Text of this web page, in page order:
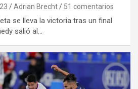
Adrian Brecht 51 comentarios
se lleva la victoria tras un final
salió al…